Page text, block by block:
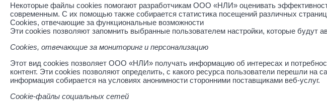
Некоторые файлы cookies помогают разработчикам ООО «НЛИ» оценивать
современным. С их помощью также собирается статистика посещений различных
Cookies, отвечающие за функциональные возможности
Эти cookies позволяют запомнить выбранные пользователем настройки, которые будут
Cookies, отвечающие за мониторинг и персонализацию
Этот вид cookies позволяет ООО «НЛИ» получать информацию об интересах и
контент. Эти cookies позволяют определить, с какого ресурса пользователи перешли на
информация собирается на условиях анонимности сторонними поставщиками веб-услуг.
Cookie-файлы социальных сетей